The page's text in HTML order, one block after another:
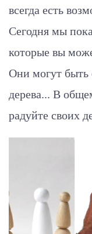
всегда есть
Сегодня мы
которые вы
Они могут быть
дерева... В
радуйте своих